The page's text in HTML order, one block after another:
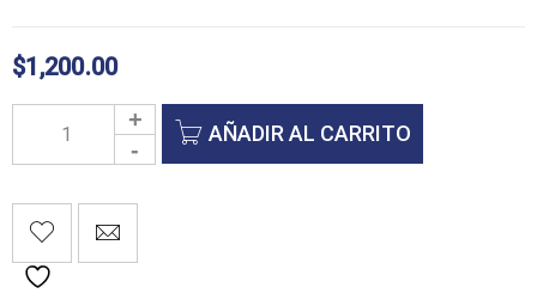
$1,200.00
AÑADIR AL CARRITO